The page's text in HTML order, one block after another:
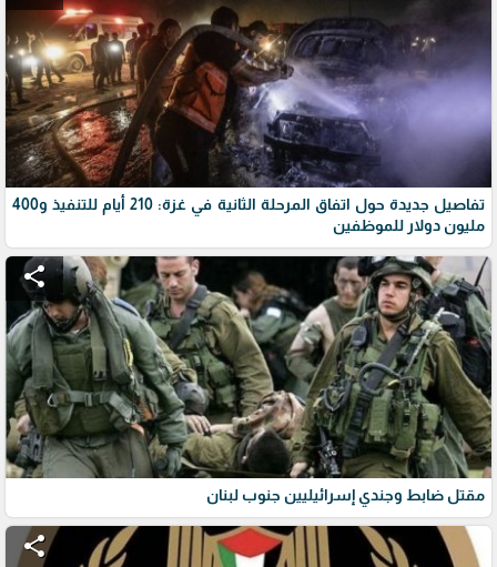
تفاصيل جديدة حول اتفاق المرحلة الثانية في غزة: 210 أيام للتنفيذ و400
مليون دولار للموظفين
share
مقتل ضابط وجندي إسرائيليين جنوب لبنان
share